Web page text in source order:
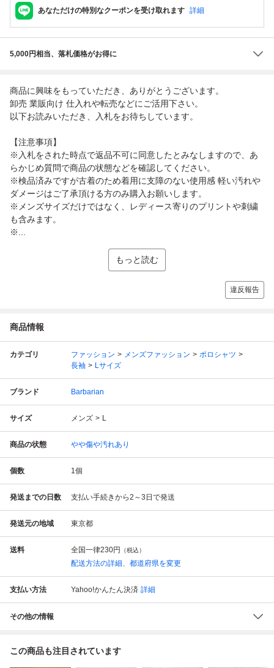
あなただけの特別なクーポンを受け取れます 詳細
5,000円相当、落札価格がお得に
商品に興味をもっていただき、ありがとうございます。
卸売 業販向け 仕入れや転売などにご活用下さい。
以下お読みいただき、入札をお待ちしています。
【注意事項】
※入札をされた時点で返品不可に同意したとみなしますので、あ
らかじめ質問で商品の状態などを確認してください。
※検品済みですが古着のため着用に支障のない使用感 軽い汚れや
ダメージはご了承頂ける方のみ購入お願いします。
※メンズサイズだけではなく、レディース寄りのプリントや刺繍
も含みます。
※...
もっと読む
違反報告
商品情報
カテゴリ ファッション メンズファッション
ポロシャツ
長袖
Lサイズ
ブランド Barbarian
サイズ メンズ L
商品の状態 やや傷や汚れあり
個数 1個
発送までの日数 支払い手続きから2～3日で発送
発送元の地域 東京都
送料 全国一律230円 （税込）
配送方法の詳細、都道府県を変更
支払い方法 Yahoo!かんたん決済 詳細
その他の情報
この商品も注目されています